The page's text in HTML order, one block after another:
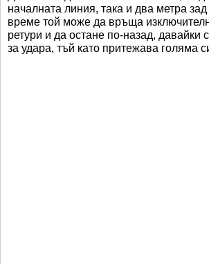
началната линия, така и два метра
време той може да връща
ретури и да остане по-назад, давайки
за удара, тъй като притежава голяма